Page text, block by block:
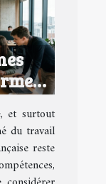
et surtout
du travail
reste